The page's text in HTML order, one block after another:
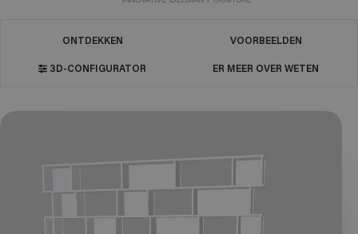
ONTDEKKEN VOORBEELDEN
3D-CONFIGURATOR ER MEER OVER WETEN